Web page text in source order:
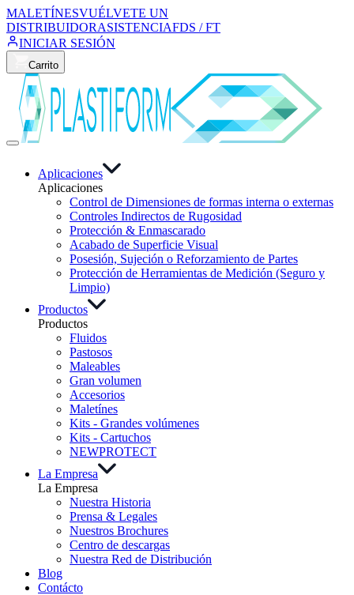
MALETÍNESVUÉLVETE UN
DISTRIBUIDORASISTENCIAFDS / FT
INICIAR SESIÓN
Carrito
Aplicaciones
Aplicaciones
Control de Dimensiones de formas interna o externas
Controles Indirectos de Rugosidad
Protección & Enmascarado
Acabado de Superficie Visual
Posesión, Sujeción o Reforzamiento de Partes
Protección de Herramientas de Medición (Seguro y
Limpio)
Productos
Productos
Fluidos
Pastosos
Maleables
Gran volumen
Accesorios
Maletínes
Kits - Grandes volúmenes
Kits - Cartuchos
NEWPROTECT
La Empresa
La Empresa
Nuestra Historia
Prensa & Legales
Nuestros Brochures
Centro de descargas
Nuestra Red de Distribución
Blog
Contácto